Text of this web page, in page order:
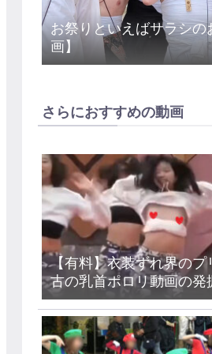
お祭りといえばサラシの
画】
さらにおすすめの動画
【有料】衣装ずれ界のプ
古の乳首ポロリ動画の発